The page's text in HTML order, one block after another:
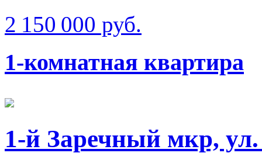
2 150 000 руб.
1-комнатная квартира
1-й Заречный мкр,